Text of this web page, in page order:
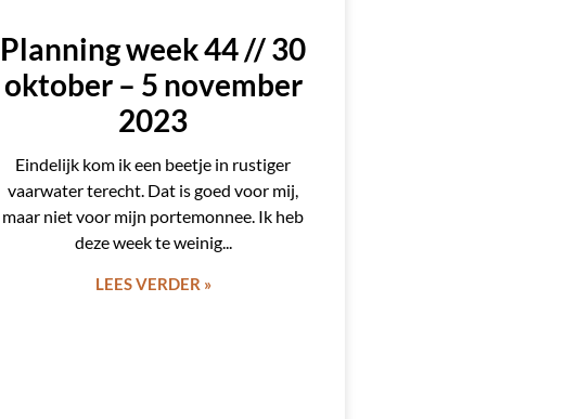
Planning week 44 // 30
oktober – 5 november
2023
Eindelijk kom ik een beetje in rustiger
vaarwater terecht. Dat is goed voor mij,
maar niet voor mijn portemonnee. Ik heb
deze week te weinig
LEES VERDER »